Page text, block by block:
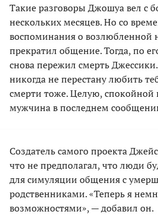
Такие разговоры Джошуа вел с
нескольких месяцев. Но со
воспоминания о возлюбленной
прекратил общение. Тогда, по
снова пережил смерть
никогда не перестану любить
смерти тоже. Целую, спокойной
мужчина в последнем
Создатель самого проекта
что не предполагал, что люди
для симуляции общения с
родственниками. «Теперь я
возможностями», — добавил он.